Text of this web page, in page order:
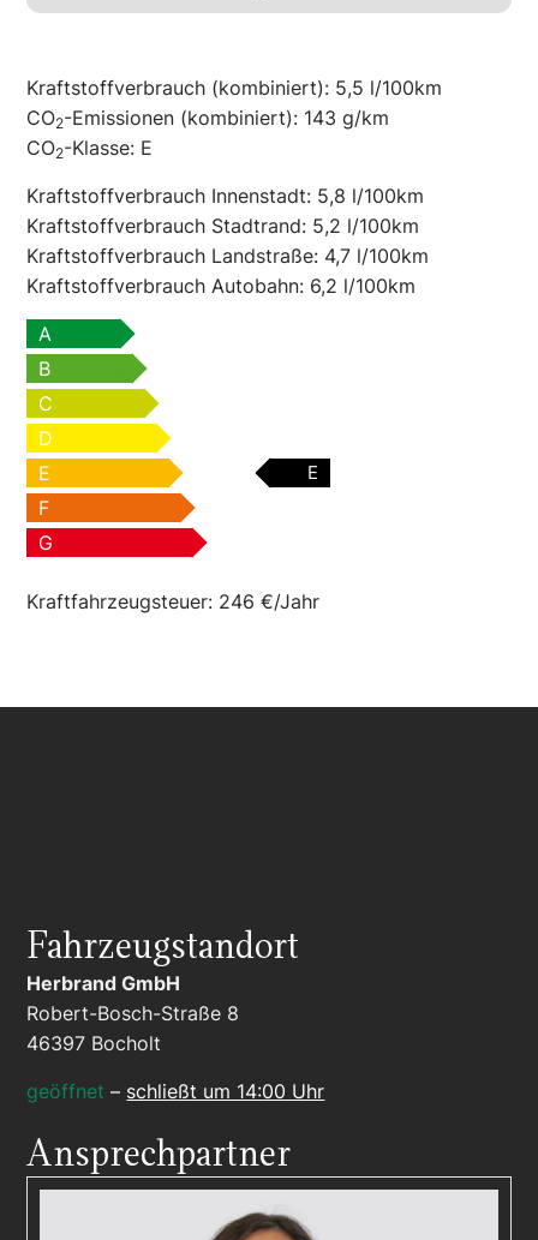
Kraftstoffverbrauch (kombiniert): 5,5 l/100km
CO2-Emissionen (kombiniert): 143 g/km
CO2-Klasse: E
Kraftstoffverbrauch Innenstadt: 5,8 l/100km
Kraftstoffverbrauch Stadtrand: 5,2 l/100km
Kraftstoffverbrauch Landstraße: 4,7 l/100km
Kraftstoffverbrauch Autobahn: 6,2 l/100km
A
B
C
D
E
E
F
G
Kraftfahrzeugsteuer: 246 €/Jahr
Fahrzeugstandort
Herbrand GmbH
Robert-Bosch-Straße 8
46397 Bocholt
geöffnet – schließt um 14:00 Uhr
Ansprechpartner